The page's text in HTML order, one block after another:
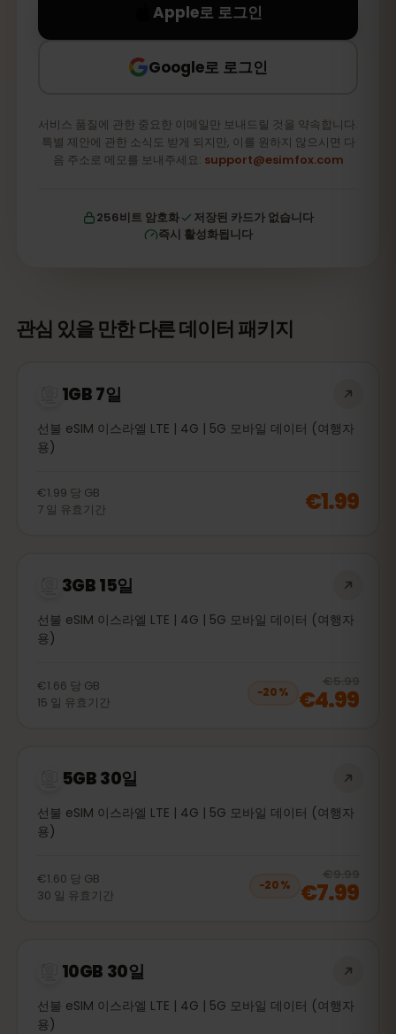
Apple로 로그인
Google로 로그인
서비스 품질에 관한 중요한 이메일만 보내드릴 것을 약속합니다.
특별 제안에 관한 소식도 받게 되지만, 이를 원하지 않으시면 다
음 주소로 메모를 보내주세요: support@esimfox.com
256비트 암호화
저장된 카드가 없습니다
즉시 활성화됩니다
관심 있을 만한 다른 데이터 패키지
1GB 7일
선불 eSIM 이스라엘 LTE | 4G | 5G 모바일 데이터 (여행자
용)
€1.99 당 GB
7 일 유효기간 €1.99
3GB 15일
선불 eSIM 이스라엘 LTE | 4G | 5G 모바일 데이터 (여행자
용)
€1.66 당 GB
15 일 유효기간
−20%
€5.99
€4.99
5GB 30일
선불 eSIM 이스라엘 LTE | 4G | 5G 모바일 데이터 (여행자
용)
€1.60 당 GB
30 일 유효기간
−20%
€9.99
€7.99
10GB 30일
선불 eSIM 이스라엘 LTE | 4G | 5G 모바일 데이터 (여행자
용)